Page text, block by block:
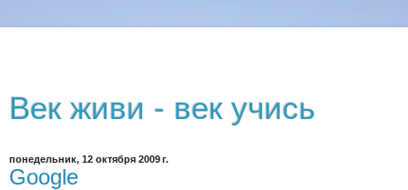
Век живи - век учись
понедельник, 12 октября 2009 г.
Google